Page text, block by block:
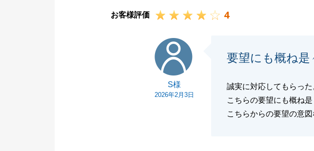
お客様評価 4
S様
2026年2月3日
要望にも概ね是
誠実に対応してもらった
こちらの要望にも概ね
こちらからの要望の意